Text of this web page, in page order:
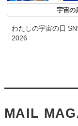
宇宙の
わたしの宇宙の日
2026
MAIL